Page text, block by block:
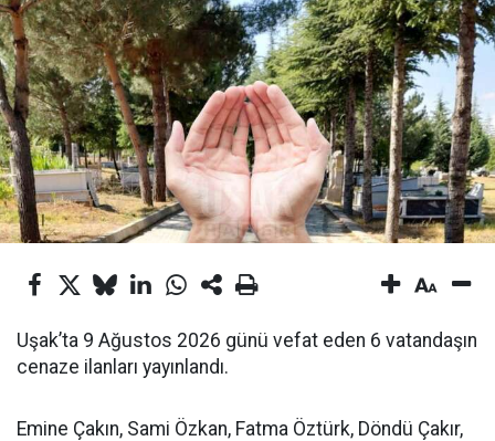
Uşak’ta 9 Ağustos 2026 günü vefat eden 6 vatandaşın
cenaze ilanları yayınlandı.
Emine Çakın, Sami Özkan, Fatma Öztürk, Döndü Çakır,